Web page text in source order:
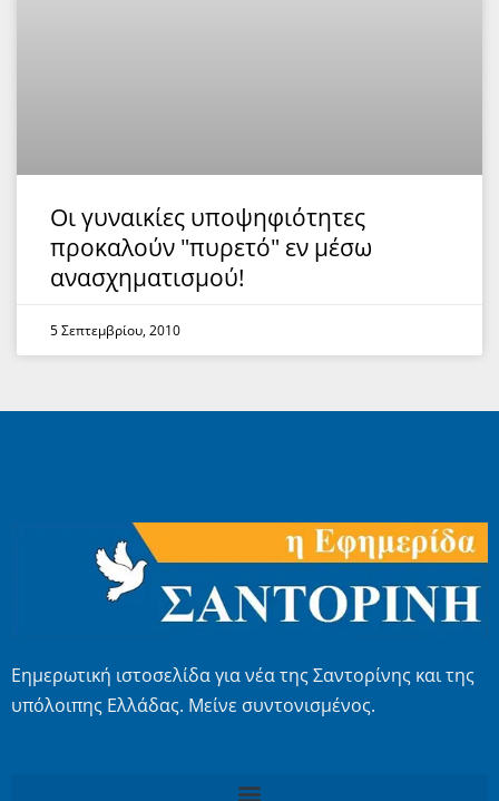
Οι γυναικίες υποψηφιότητες
προκαλούν "πυρετό" εν μέσω
ανασχηματισμού!
5 Σεπτεμβρίου, 2010
Εημερωτική ιστοσελίδα για νέα της Σαντορίνης και της
υπόλοιπης Ελλάδας. Μείνε συντονισμένος.